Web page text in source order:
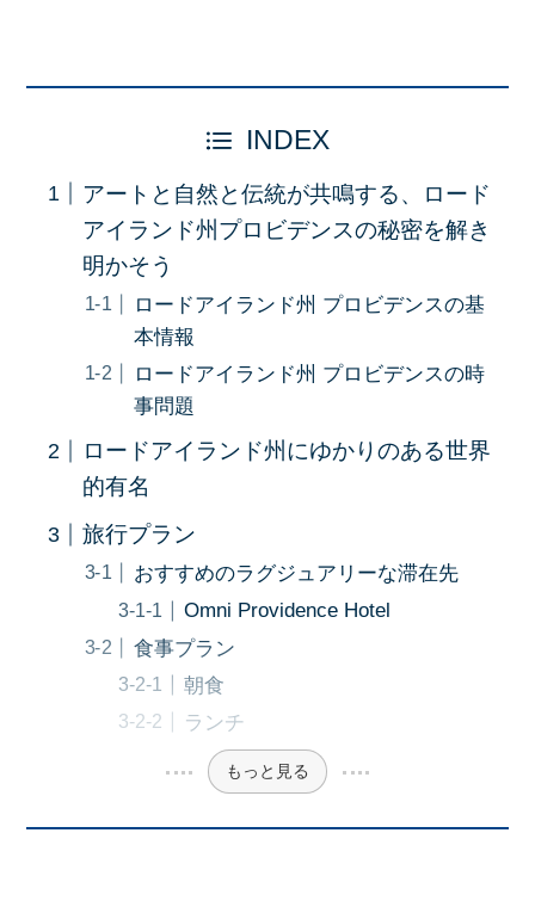
INDEX
アートと自然と伝統が共鳴する、ロード
アイランド州プロビデンスの秘密を解き
明かそう
ロードアイランド州 プロビデンスの基
本情報
ロードアイランド州 プロビデンスの時
事問題
ロードアイランド州にゆかりのある世界
的有名
旅行プラン
おすすめのラグジュアリーな滞在先
Omni Providence Hotel
食事プラン
朝食
ランチ
もっと見る